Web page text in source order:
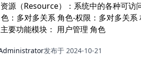
源（Resource）：系统中的各种可访
色：多对多关系 角色-权限：多对多关系
要功能模块： 用户管理 角色
发布于 2024-10-21